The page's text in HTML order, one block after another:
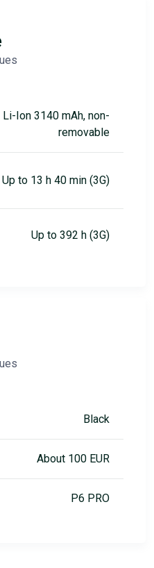
Li-Ion 3140 mAh, non-
removable
Up to 13 h 40 min (3G)
Up to 392 h (3G)
Black
About 100 EUR
P6 PRO